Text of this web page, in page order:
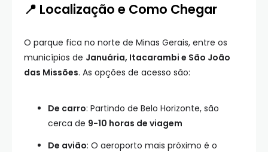
📍 Localização e Como Chegar
O parque fica no norte de Minas Gerais, entre os
municípios de Januária, Itacarambi e São João
das Missões. As opções de acesso são:
De carro: Partindo de Belo Horizonte, são
cerca de 9-10 horas de viagem
De avião: O aeroporto mais próximo é o